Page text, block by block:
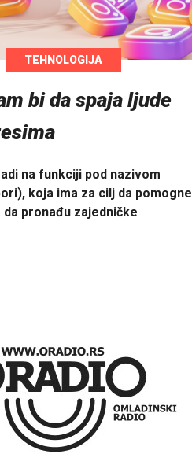
TEHNOLOGIJA
bi da spaja ljude
na funkciji pod nazivom
koja ima za cilj da pomogne
pronađu zajedničke